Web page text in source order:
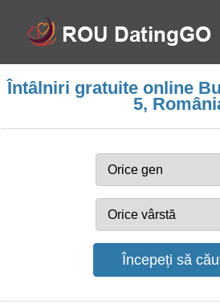
Întâlniri gratuite online
5,